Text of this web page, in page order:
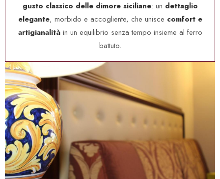
gusto classico delle dimore siciliane: un dettaglio
elegante, morbido e accogliente, che unisce comfort e
artigianalitàin un equilibrio senza tempo insieme al ferro
battuto.